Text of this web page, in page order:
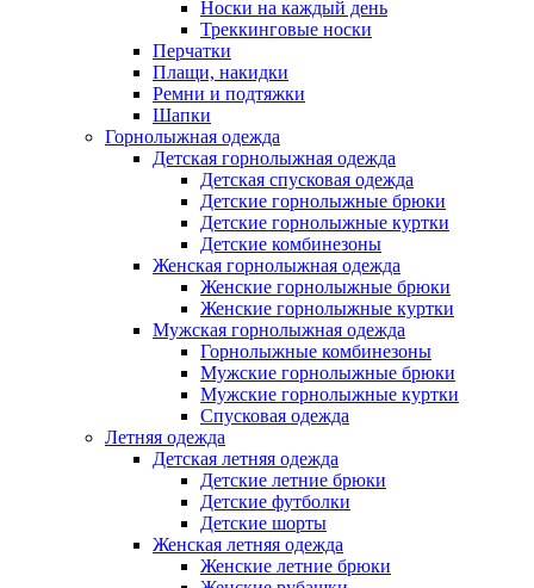
Носки на каждый день
Треккинговые носки
Перчатки
Плащи, накидки
Ремни и подтяжки
Шапки
Горнолыжная одежда
Детская горнолыжная одежда
Детская спусковая одежда
Детские горнолыжные брюки
Детские горнолыжные куртки
Детские комбинезоны
Женская горнолыжная одежда
Женские горнолыжные брюки
Женские горнолыжные куртки
Мужская горнолыжная одежда
Горнолыжные комбинезоны
Мужские горнолыжные брюки
Мужские горнолыжные куртки
Спусковая одежда
Летняя одежда
Детская летняя одежда
Детские летние брюки
Детские футболки
Детские шорты
Женская летняя одежда
Женские летние брюки